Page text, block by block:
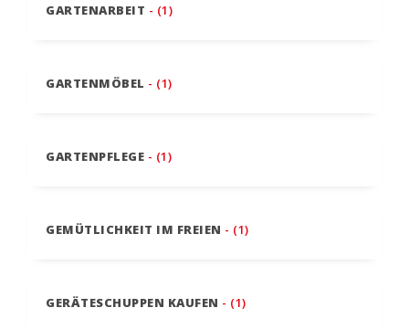
GARTENARBEIT - (1)
GARTENMÖBEL - (1)
GARTENPFLEGE - (1)
GEMÜTLICHKEIT IM FREIEN - (1)
GERÄTESCHUPPEN KAUFEN - (1)